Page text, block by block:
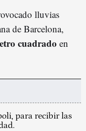
lluvias
de Barcelona,
cuadrado en
para recibir las